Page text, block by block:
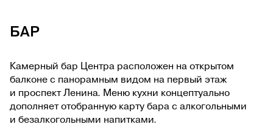
БАР
Камерный бар Центра расположен на открытом
балконе с панорамным видом на первый этаж
и проспект Ленина. Меню кухни концептуально
дополняет отобранную карту бара с алкогольными
и безалкогольными напитками.